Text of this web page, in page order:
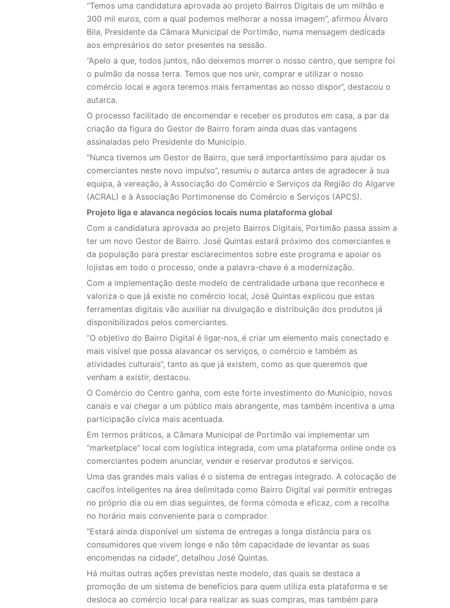
“Temos uma candidatura aprovada ao projeto Bairros Digitais de um milhão e
300 mil euros, com a qual podemos melhorar a nossa imagem”, afirmou Álvaro
Bila, Presidente da Câmara Municipal de Portimão, numa mensagem dedicada
aos empresários do setor presentes na sessão.
“Apelo a que, todos juntos, não deixemos morrer o nosso centro, que sempre foi
o pulmão da nossa terra. Temos que nos unir, comprar e utilizar o nosso
comércio local e agora teremos mais ferramentas ao nosso dispor”, destacou o
autarca.
O processo facilitado de encomendar e receber os produtos em casa, a par da
criação da figura do Gestor de Bairro foram ainda duas das vantagens
assinaladas pelo Presidente do Município.
“Nunca tivemos um Gestor de Bairro, que será importantíssimo para ajudar os
comerciantes neste novo impulso”, resumiu o autarca antes de agradecer à sua
equipa, à vereação, à Associação do Comércio e Serviços da Região do Algarve
(ACRAL) e à Associação Portimonense do Comércio e Serviços (APCS).
Projeto liga e alavanca negócios locais numa plataforma global
Com a candidatura aprovada ao projeto Bairros Digitais, Portimão passa assim a
ter um novo Gestor de Bairro. José Quintas estará próximo dos comerciantes e
da população para prestar esclarecimentos sobre este programa e apoiar os
lojistas em todo o processo, onde a palavra-chave é a modernização.
Com a implementação deste modelo de centralidade urbana que reconhece e
valoriza o que já existe no comércio local, José Quintas explicou que estas
ferramentas digitais vão auxiliar na divulgação e distribuição dos produtos já
disponibilizados pelos comerciantes.
“O objetivo do Bairro Digital é ligar-nos, é criar um elemento mais conectado e
mais visível que possa alavancar os serviços, o comércio e também as
atividades culturais”, tanto as que já existem, como as que queremos que
venham a existir, destacou.
O Comércio do Centro ganha, com este forte investimento do Município, novos
canais e vai chegar a um público mais abrangente, mas também incentiva a uma
participação cívica mais acentuada.
Em termos práticos, a Câmara Municipal de Portimão vai implementar um
“marketplace” local com logística integrada, com uma plataforma online onde os
comerciantes podem anunciar, vender e reservar produtos e serviços.
Uma das grandes mais valias é o sistema de entregas integrado. A colocação de
cacifos inteligentes na área delimitada como Bairro Digital vai permitir entregas
no próprio dia ou em dias seguintes, de forma cómoda e eficaz, com a recolha
no horário mais conveniente para o comprador.
“Estará ainda disponível um sistema de entregas a longa distância para os
consumidores que vivem longe e não têm capacidade de levantar as suas
encomendas na cidade”, detalhou José Quintas.
Há muitas outras ações previstas neste modelo, das quais se destaca a
promoção de um sistema de benefícios para quem utiliza esta plataforma e se
desloca ao comércio local para realizar as suas compras, mas também para